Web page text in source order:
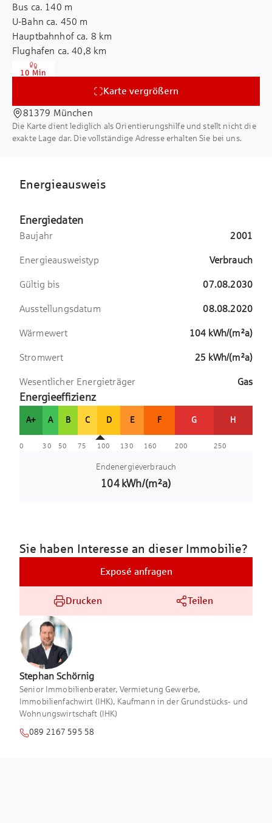
ca. 2,50 m - ca. 3,00 m Deckenhöhe
ca. 1,35 m - ca. 1,70 m Achsmaß
Nutzung der Kantine im Nachbargebäude
Angaben über das Objekt beruhen auf
Informationen des Vermieters. Eine Haftung
für deren Richtigkeit und Vollständigkeit
können wir nicht übernehmen. Sämtliche
Endenergieverbrauch Wärme: 104 kWh / (m²
x a)
Bus ca. 140 m
U-Bahn ca. 450 m
Hauptbahnhof ca. 8 km
Flughafen ca. 40,8 km
Autobahn ca. 3,6 km
Gewerbesteuerhebesatz 490%
10 Min
Karte vergrößern
81379 München
Die Karte dient lediglich als Orientierungshilfe und stellt nicht die
exakte Lage dar. Die vollständige Adresse erhalten Sie bei uns.
Energieausweis
Energiedaten
Baujahr 2001
Energieausweistyp Verbrauch
Gültig bis 07.08.2030
Ausstellungsdatum 08.08.2020
Wärmewert 104 kWh/(m²a)
Stromwert 25 kWh/(m²a)
Wesentlicher Energieträger Gas
Energieeffizienz
A+ A B C D E F G H
0 30 50 75 100 130 160 200 250
Endenergieverbrauch
104 kWh/(m²a)
Sie haben Interesse an dieser Immobilie?
Exposé anfragen
Drucken Teilen
Stephan Schörnig
Senior Immobilienberater, Vermietung Gewerbe,
Immobilienfachwirt (IHK), Kaufmann in der Grundstücks- und
Wohnungswirtschaft (IHK)
089 2167 595 58